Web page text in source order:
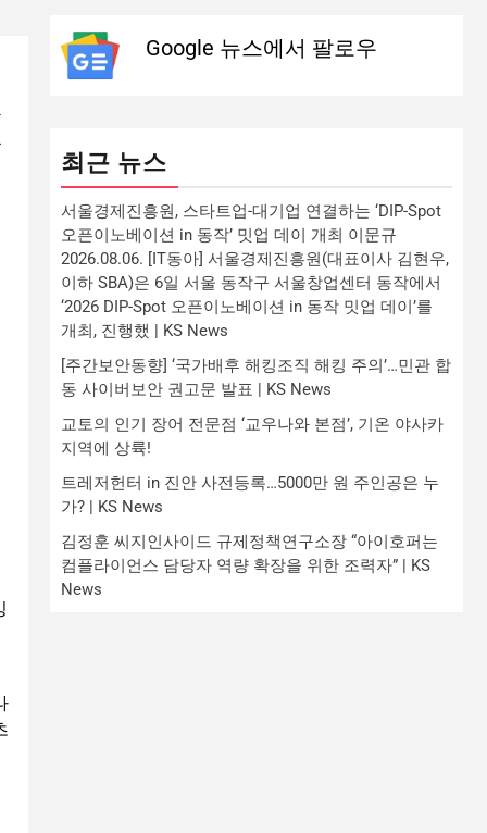
Google 뉴스에서 팔로우
최근 뉴스
서울경제진흥원, 스타트업-대기업 연결하는 ‘DIP-Spot
오픈이노베이션 in 동작’ 밋업 데이 개최 이문규
2026.08.06. [IT동아] 서울경제진흥원(대표이사 김현우,
이하 SBA)은 6일 서울 동작구 서울창업센터 동작에서
‘2026 DIP-Spot 오픈이노베이션 in 동작 밋업 데이’를
개최, 진행했 | KS News
[주간보안동향] ‘국가배후 해킹조직 해킹 주의’…민관 합
동 사이버보안 권고문 발표 | KS News
교토의 인기 장어 전문점 ‘교우나와 본점’, 기온 야사카
지역에 상륙!
트레저헌터 in 진안 사전등록…5000만 원 주인공은 누
가? | KS News
김정훈 씨지인사이드 규제정책연구소장 “아이호퍼는
컴플라이언스 담당자 역량 확장을 위한 조력자” | KS
News